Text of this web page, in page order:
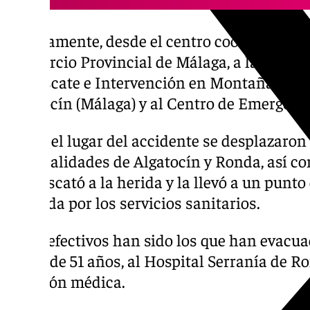
Rápidamente, desde el centro
Consorcio Provincial de Málaga, a la
de Rescate e Intervención en Montaña
Algatocín (Málaga) y al Centro de
Hasta el lugar del accidente se
las localidades de Algatocín y Ronda, así
que rescató a la herida y la llevó a un
recogida por los servicios sanitarios.
Estos efectivos han sido los que han
mujer de 51 años, al Hospital Serranía de
atención médica.